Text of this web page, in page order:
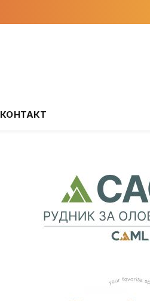
КОНТАКТ